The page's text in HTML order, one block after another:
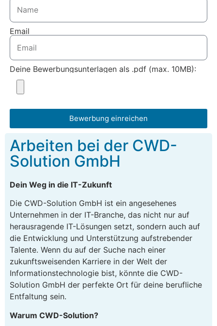
Email
Deine Bewerbungsunterlagen als .pdf (max. 10MB):
Bewerbung einreichen
Arbeiten bei der CWD-
Solution GmbH
Dein Weg in die IT-Zukunft
Die CWD-Solution GmbH ist ein angesehenes
Unternehmen in der IT-Branche, das nicht nur auf
herausragende IT-Lösungen setzt, sondern auch auf
die Entwicklung und Unterstützung aufstrebender
Talente. Wenn du auf der Suche nach einer
zukunftsweisenden Karriere in der Welt der
Informationstechnologie bist, könnte die CWD-
Solution GmbH der perfekte Ort für deine berufliche
Entfaltung sein.
Warum CWD-Solution?